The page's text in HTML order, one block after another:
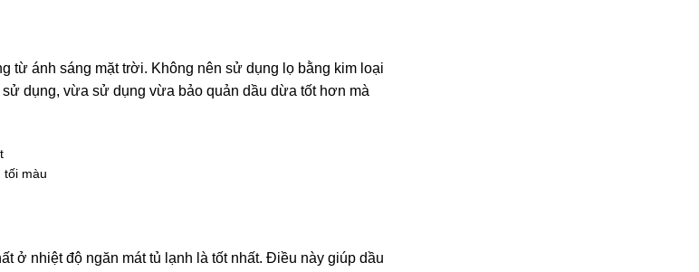
từ ánh sáng mặt trời. Không nên sử dụng lọ bằng kim loại
dụng, vừa sử dụng vừa bảo quản dầu dừa tốt hơn mà
tối màu
ở nhiệt độ ngăn mát tủ lạnh là tốt nhất. Điều này giúp dầu